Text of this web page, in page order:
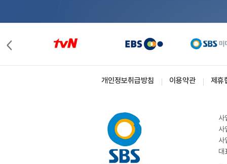
개인정보취급방침 이용약관 제휴
사
사
사
대